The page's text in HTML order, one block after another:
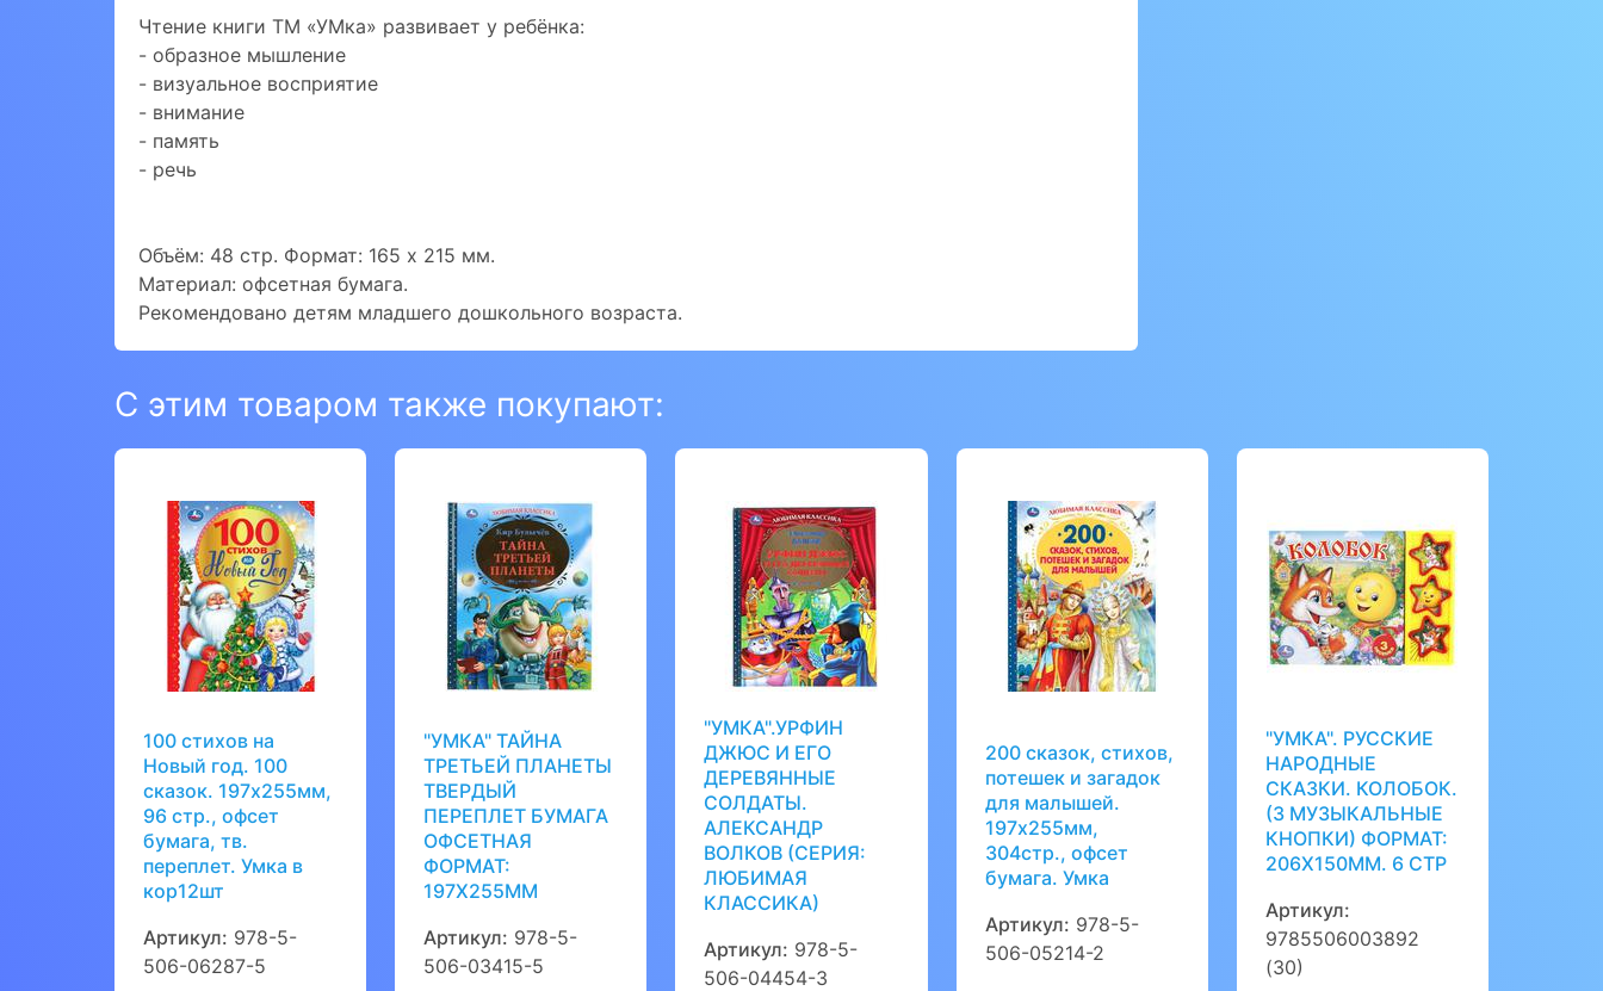
Чтение книги ТМ «УМка» развивает у ребёнка:
- образное мышление
- визуальное восприятие
- внимание
- память
- речь
Объём: 48 стр. Формат: 165 х 215 мм.
Материал: офсетная бумага.
Рекомендовано детям младшего дошкольного возраста.
С этим товаром также покупают:
100 стихов на
Новый год. 100
сказок. 197х255мм,
96 стр., офсет
бумага, тв.
переплет. Умка в
кор12шт
Артикул: 978-5-
506-06287-5
"УМКА" ТАЙНА
ТРЕТЬЕЙ ПЛАНЕТЫ
ТВЕРДЫЙ
ПЕРЕПЛЕТ БУМАГА
ОФСЕТНАЯ
ФОРМАТ:
197Х255ММ
Артикул: 978-5-
506-03415-5
"УМКА".УРФИН
ДЖЮС И ЕГО
ДЕРЕВЯННЫЕ
СОЛДАТЫ.
АЛЕКСАНДР
ВОЛКОВ (СЕРИЯ:
ЛЮБИМАЯ
КЛАССИКА)
Артикул: 978-5-
506-04454-3
200 сказок, стихов,
потешек и загадок
для малышей.
197х255мм,
304стр., офсет
бумага. Умка
Артикул: 978-5-
506-05214-2
"УМКА". РУССКИЕ
НАРОДНЫЕ
СКАЗКИ. КОЛОБОК.
(3 МУЗЫКАЛЬНЫЕ
КНОПКИ) ФОРМАТ:
206Х150ММ. 6 СТР
Артикул:
9785506003892
(30)